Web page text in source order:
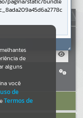
de
alguns
você
de
Termos de